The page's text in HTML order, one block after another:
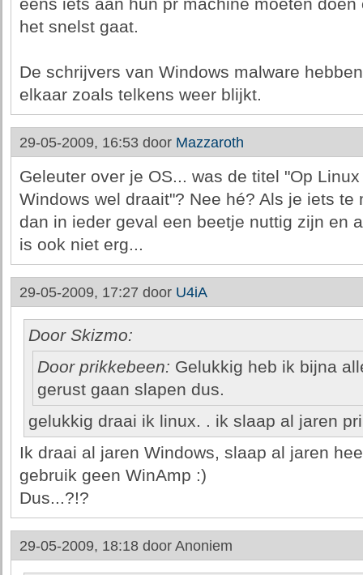
eens iets aan hun pr machine moeten
het snelst gaat.
De schrijvers van Windows malware
elkaar zoals telkens weer blijkt.
29-05-2009, 16:53 door Mazzaroth
Geleuter over je OS... was de titel "Op
Windows wel draait"? Nee hé? Als je iets
dan in ieder geval een beetje nuttig zijn en
is ook niet erg...
29-05-2009, 17:27 door U4iA
Door Skizmo:
Door prikkebeen: Gelukkig heb ik bijna
gerust gaan slapen dus.
gelukkig draai ik linux. . ik slaap al jaren
Ik draai al jaren Windows, slaap al jaren
gebruik geen WinAmp :)
Dus...?!?
29-05-2009, 18:18 door Anoniem